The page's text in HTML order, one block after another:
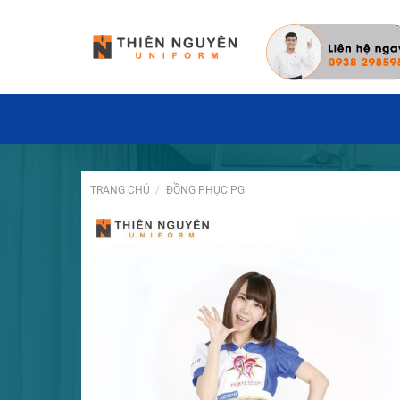
Đặt hàng hôm nay ✓ Miễn phí thiết kế may
TRANG CHỦ / ĐỒNG PHỤC PG